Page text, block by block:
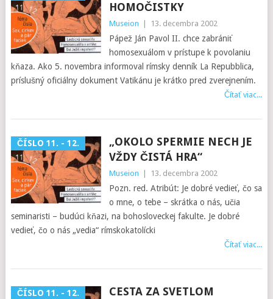
HOMOČISTKY
Museion 13. decembra 2002
Pápež Ján Pavol II. chce zabrániť
homosexuálom v prístupe k povolaniu
kňaza. Ako 5. novembra informoval rímsky denník La Repubblica,
príslušný oficiálny dokument Vatikánu je krátko pred zverejnením.
Čítať viac...
ČÍSLO 11. - 12.
„OKOLO SPERMIE NECH JE
VŽDY ČISTÁ HRA“
Museion 13. decembra 2002
Pozn. red. Atribút: Je dobré vedieť, čo sa
o mne, o tebe – skrátka o nás, učia
seminaristi – budúci kňazi, na bohosloveckej fakulte. Je dobré
vedieť, čo o nás „vedia“ rímskokatolícki
Čítať viac...
ČÍSLO 11. - 12. CESTA ZA SVETLOM